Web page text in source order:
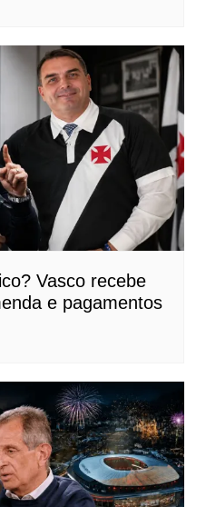
Vasco recebe
e pagamentos